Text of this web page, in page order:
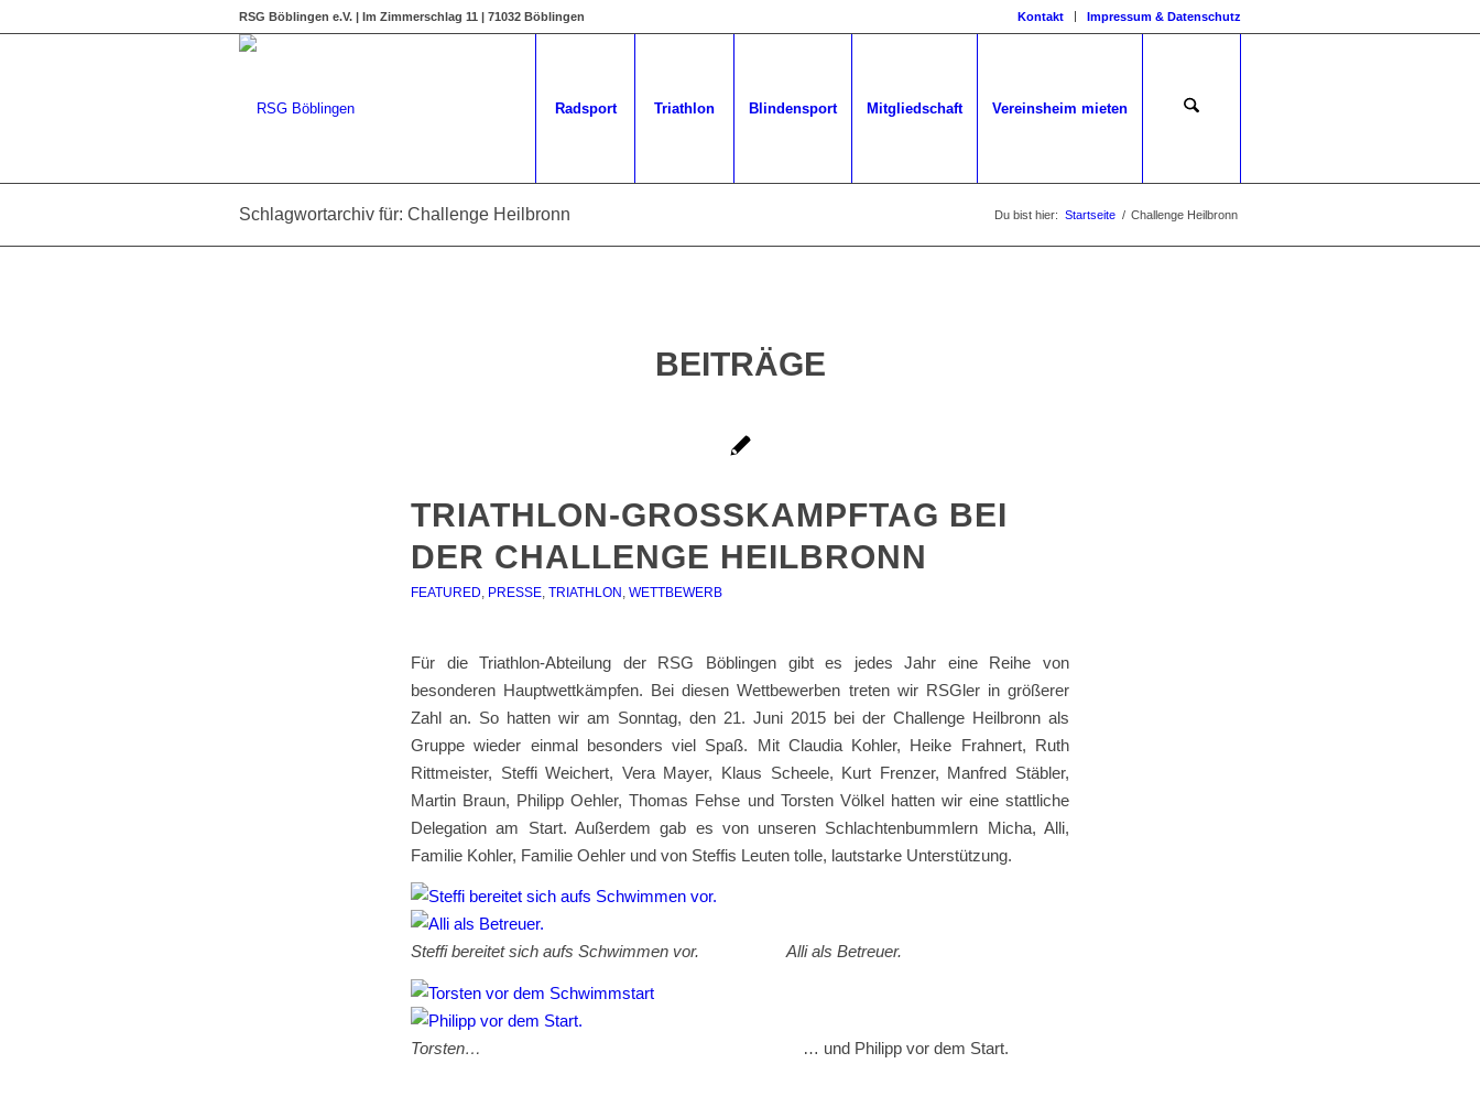
Kontakt Impressum & Datenschutz
RSG Böblingen e.V. | Im Zimmerschlag 11 | 71032 Böblingen
Radsport Triathlon Blindensport Mitgliedschaft Vereinsheim mieten
Schlagwortarchiv für: Challenge Heilbronn Du bist hier: Startseite / Challenge Heilbronn
BEITRÄGE
TRIATHLON-GROSSKAMPFTAG BEI D
ER CHALLENGE HEILBRONN
FEATURED, PRESSE, TRIATHLON , WETTBEWERB
Für die Triathlon-Abteilung der RSG Böblingen gibt es jedes Jahr eine Reihe von
besonderen Hauptwettkämpfen. Bei diesen Wettbewerben treten wir RSGler in größerer
Zahl an. So hatten wir am Sonntag, den 21. Juni 2015 bei der Challenge Heilbronn als
Gruppe wieder einmal besonders viel Spaß. Mit Claudia Kohler, Heike Frahnert, Ruth
Rittmeister, Steffi Weichert, Vera Mayer, Klaus Scheele, Kurt Frenzer, Manfred Stäbler,
Martin Braun, Philipp Oehler, Thomas Fehse und Torsten Völkel hatten wir eine stattliche
Delegation am Start. Außerdem gab es von unseren Schlachtenbummlern Micha, Alli,
Familie Kohler, Familie Oehler und von Steffis Leuten tolle, lautstarke Unterstützung.
Steffi bereitet sich aufs Schwimmen vor. Alli als Betreuer.
Torsten… … und Philipp vor dem Start.